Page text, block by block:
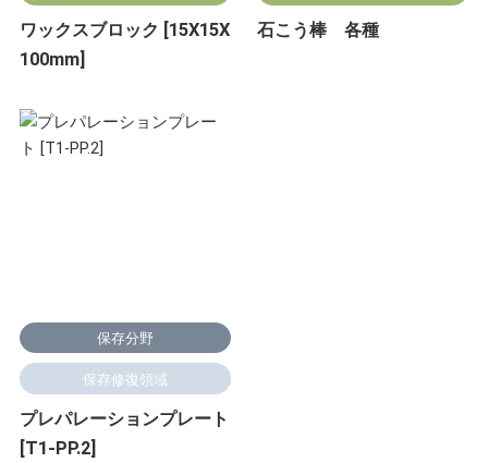
ワックスブロック [15X15X
100mm]
石こう棒 各種
保存分野
保存修復領域
プレパレーションプレート
[T1-PP.2]